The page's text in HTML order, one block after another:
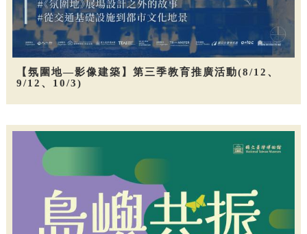
【氛圍地—影像建築】第三季教育推廣活動(8/12、
9/12、10/3)